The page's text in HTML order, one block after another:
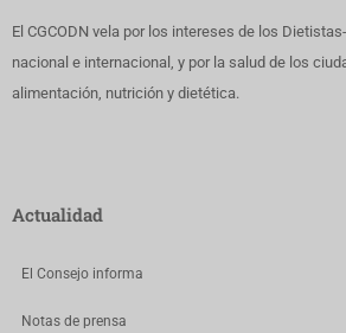
El CGCODN vela por los intereses de los
nacional e internacional, y por la salud de los
alimentación, nutrición y dietética.
Actualidad
El Consejo informa
Notas de prensa